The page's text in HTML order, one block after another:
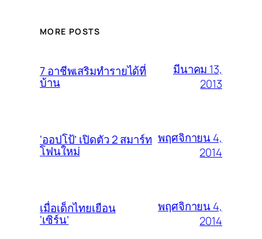
MORE POSTS
7 อาชีพเสริมทำรายได้ที่
บ้าน
มีนาคม 13,
2013
‘ออปโป้’ เปิดตัว 2 สมาร์ท
โฟนใหม่
พฤศจิกายน 4,
2014
เมื่อเด็กไทยเยือน
‘เซิร์น’
พฤศจิกายน 4,
2014